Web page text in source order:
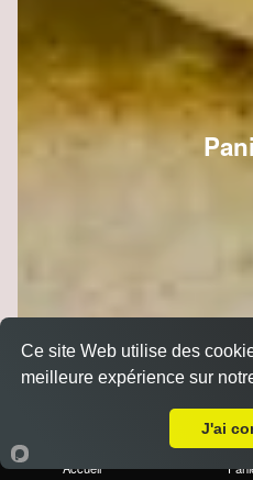
Accueil
Ce site Web utilise des
meilleure expérience sur
J'ai